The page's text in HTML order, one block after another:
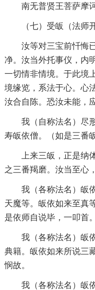
南无普贤王菩萨摩诃
（七）受皈（法师开
汝等对三宝前忏悔已
净。汝当外托事仪，内
一切情非情境。于此境
境缘览，系法于心。心
汝合自陈。恐汝未能，
我（自称法名）尽形
寿皈依僧。（如是三番
上来三皈，正是纳体
之三番羯磨。汝当至心
我（各称法名）皈依
天魔等。皈依如来至真
是依师自说毕，一叩首
我（各称法名）皈依
典籍。皈依如来所说三
悯故。
我（各称法名）皈依